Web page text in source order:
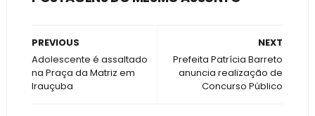
NEXT
Prefeita Patrícia Barreto
anuncia realização de
Concurso Público
PREVIOUS
Adolescente é assaltado
na Praça da Matriz em
Irauçuba